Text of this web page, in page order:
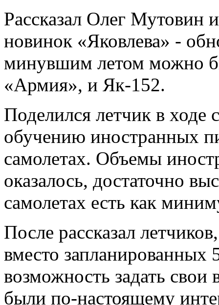
Рассказал Олег Мутовин
новинок «Яковлева» -
минувшим летом можно
«Армия», и Як-152.
Поделился летчик в ходе
обучению иностранных
самолетах. Объемы
оказалось, достаточно
самолетах есть как
После рассказал
вместо запланированных
возможность задать свои
были по-настоящему